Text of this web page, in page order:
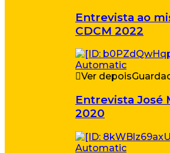
Entrevista ao
CDCM 2022
Ver depois
Entrevista José
2020